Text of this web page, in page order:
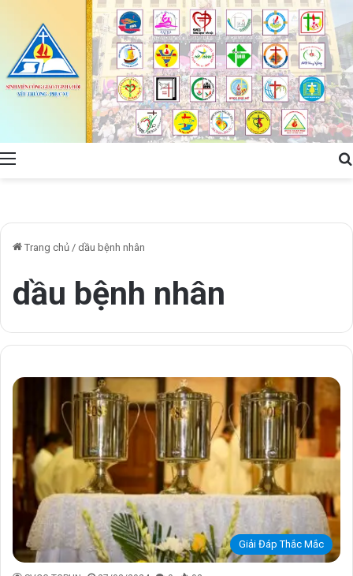
Menu
Trang chủ / dầu bệnh nhân
dầu bệnh nhân
Giải Đáp Thắc Mắc